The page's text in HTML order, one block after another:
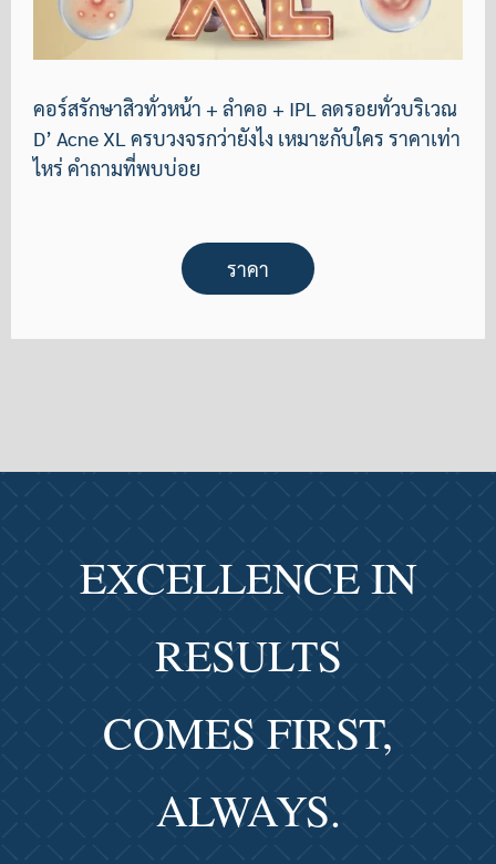
คอร์สรักษาสิวทั่วหน้า + ลำคอ + IPL ลดรอยทั่วบริเวณ
D’ Acne XL ครบวงจรกว่ายังไง เหมาะกับใคร ราคาเท่า
ไหร่ คำถามที่พบบ่อย
ราคา
EXCELLENCE IN
RESULTS
COMES FIRST,
ALWAYS.